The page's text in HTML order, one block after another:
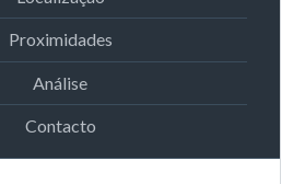
Proximidades
Análise
Contacto